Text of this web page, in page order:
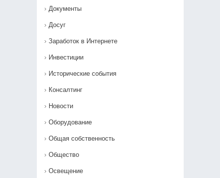
Документы
Досуг
Заработок в Интернете
Инвестиции
Исторические события
Консалтинг
Новости
Оборудование
Общая собственность
Общество
Освещение